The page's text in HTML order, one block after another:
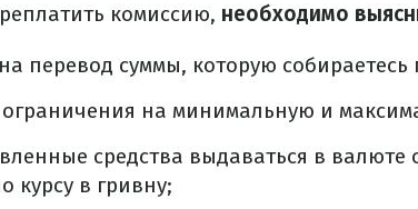
комиссию, необходимо
перевод суммы, которую собираетесь
на минимальную и
средства выдаваться в валюте
курсу в гривну;